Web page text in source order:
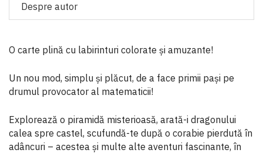
Despre autor
O carte plină cu labirinturi colorate și amuzante!
Un nou mod, simplu și plăcut, de a face primii pași pe
drumul provocator al matematicii!
Explorează o piramidă misterioasă, arată-i dragonului
calea spre castel, scufundă-te după o corabie pierdută în
adâncuri – acestea și multe alte aventuri fascinante, în